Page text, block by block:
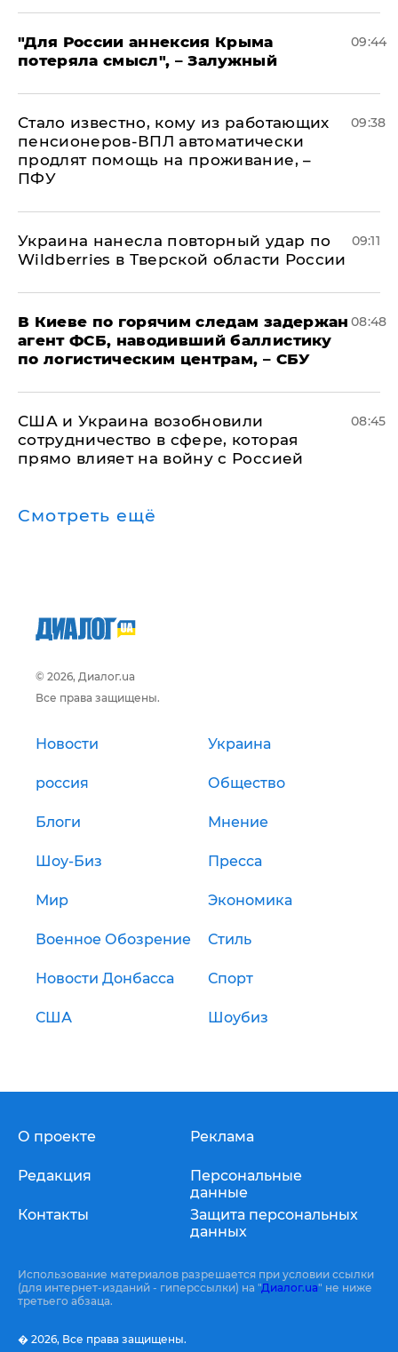
"Для России аннексия Крыма
потеряла смысл", – Залужный
09:44
Стало известно, кому из работающих
пенсионеров-ВПЛ автоматически
продлят помощь на проживание, –
ПФУ
09:38
Украина нанесла повторный удар по
Wildberries в Тверской области России
09:11
В Киеве по горячим следам задержан
агент ФСБ, наводивший баллистику
по логистическим центрам, – СБУ
08:48
США и Украина возобновили
сотрудничество в сфере, которая
прямо влияет на войну с Россией
08:45
Смотреть ещё
© 2026, Диалог.ua
Все права защищены.
Новости Украина
россия Общество
Блоги Мнение
Шоу-Биз Пресса
Мир Экономика
Военное Обозрение Стиль
Новости Донбасса Спорт
США Шоубиз
О проекте
Редакция
Контакты
Реклама
Персональные
данные
Защита персональных
данных
Использование материалов разрешается при условии ссылки
(для интернет-изданий - гиперссылки) на "Диалог.ua" не ниже
третьего абзаца.
� 2026, Все права защищены.